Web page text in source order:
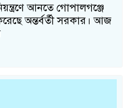
আনতে গোপালগঞ্জে
অন্তর্বর্তী সরকার। আজ